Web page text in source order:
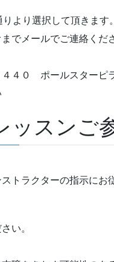
より選択して頂きます
までメールでご連絡く
０ ポールスターピ
ッスンご
トラクターの指示にお
い。